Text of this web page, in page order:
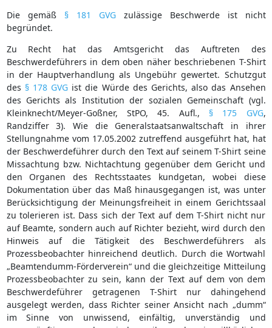
Die gemäß § 181 GVGzulässige Beschwerde ist nicht
begründet.
Zu Recht hat das Amtsgericht das Auftreten des
Beschwerdeführers in dem oben näher beschriebenen T-Shirt
in der Hauptverhandlung als Ungebühr gewertet. Schutzgut
des § 178 GVG ist die Würde des Gerichts, also das Ansehen
des Gerichts als Institution der sozialen Gemeinschaft (vgl.
Kleinknecht/Meyer-Goßner, StPO, 45. Aufl., § 175 GVG,
Randziffer 3). Wie die Generalstaatsanwaltschaft in ihrer
Stellungnahme vom 17.05.2002 zutreffend ausgeführt hat, hat
der Beschwerdeführer durch den Text auf seinem T-Shirt seine
Missachtung bzw. Nichtachtung gegenüber dem Gericht und
den Organen des Rechtsstaates kundgetan, wobei diese
Dokumentation über das Maß hinausgegangen ist, was unter
Berücksichtigung der Meinungsfreiheit in einem Gerichtssaal
zu tolerieren ist. Dass sich der Text auf dem T-Shirt nicht nur
auf Beamte, sondern auch auf Richter bezieht, wird durch den
Hinweis auf die Tätigkeit des Beschwerdeführers als
Prozessbeobachter hinreichend deutlich. Durch die Wortwahl
„Beamtendumm-Förderverein“ und die gleichzeitige Mitteilung
Prozessbeobachter zu sein, kann der Text auf dem von dem
Beschwerdeführer getragenen T-Shirt nur dahingehend
ausgelegt werden, dass Richter seiner Ansicht nach „dumm“
im Sinne von unwissend, einfältig, unverständig und